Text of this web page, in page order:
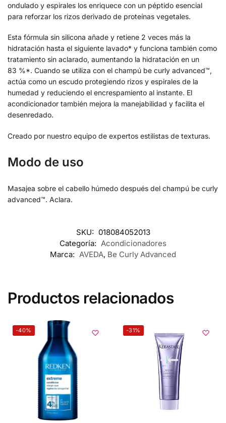
ondulado y espirales los enriquece con un péptido esencial
para reforzar los rizos derivado de proteínas vegetales.
Esta fórmula sin silicona añade y retiene 2 veces más la
hidratación hasta el siguiente lavado* y funciona también como
tratamiento sin aclarado, aumentando la hidratación en un
83 %*. Cuando se utiliza con el champú be curly advanced™,
actúa como un escudo protegiendo rizos y espirales de la
humedad y reduciendo el encrespamiento al instante. El
acondicionador también mejora la manejabilidad y facilita el
desenredado.
Creado por nuestro equipo de expertos estilistas de texturas.
Modo de uso
Masajea sobre el cabello húmedo después del champú be curly
advanced™. Aclara.
SKU: 018084052013
Categoría: Acondicionadores
Marca: AVEDA, Be Curly Advanced
Productos relacionados
-40% -31%